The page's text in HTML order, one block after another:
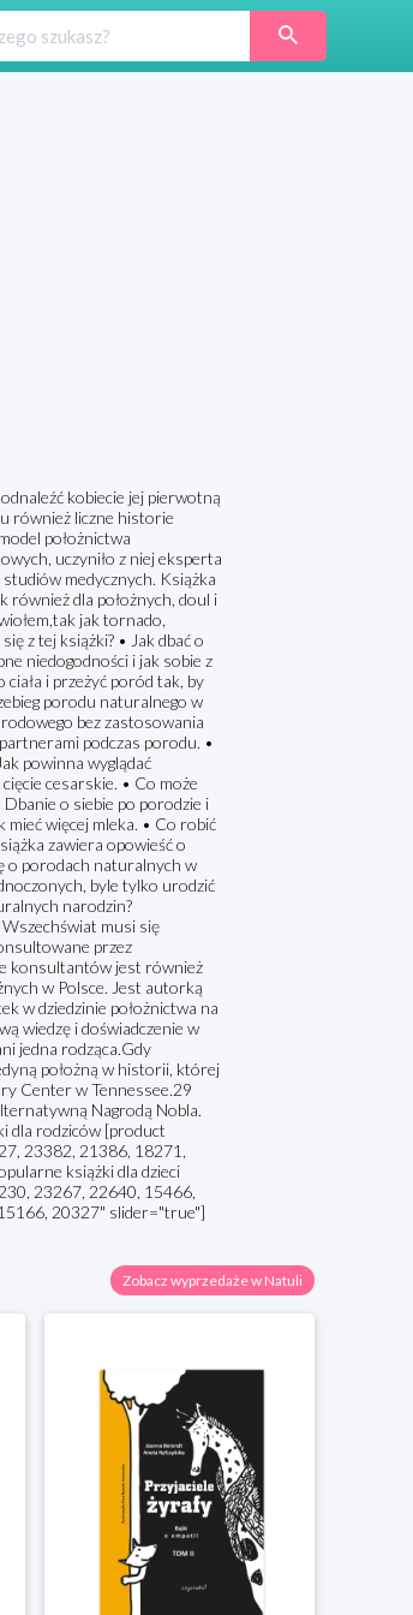
kobiecie jej pierwotną
również liczne historie
położnictwa
uczyniło z niej eksperta
medycznych. Książka
również dla położnych, doul i
jak tornado,
z tej książki? • Jak dbać o
niedogodności i jak sobie z
i przeżyć poród tak, by
porodu naturalnego w
bez zastosowania
podczas porodu. •
powinna wyglądać
cesarskie. • Co może
o siebie po porodzie i
mieć więcej mleka. • Co robić
zawiera opowieść o
o porodach naturalnych w
byle tylko urodzić
narodzin?
musi się
przez
konsultantów jest również
w Polsce. Jest autorką
w dziedzinie położnictwa na
wiedzę i doświadczenie w
jedna rodząca.Gdy
położną w historii, której
Center w Tennessee.29
Nagrodą Nobla.
dla rodziców [product
23382, 21386, 18271,
książki dla dzieci
23267, 22640, 15466,
20327" slider="true"]
Zobacz wyprzedaże w Natuli